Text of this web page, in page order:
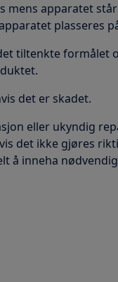
apparatet
plasseres
tiltenkte formålet
det er skadet.
eller ukyndig
det ikke gjøres
å inneha